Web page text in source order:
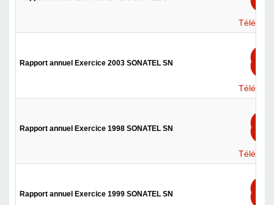
Rapport annuel Exercice 2003 SONATEL SN
Rapport annuel Exercice 1998 SONATEL SN
Rapport annuel Exercice 1999 SONATEL SN